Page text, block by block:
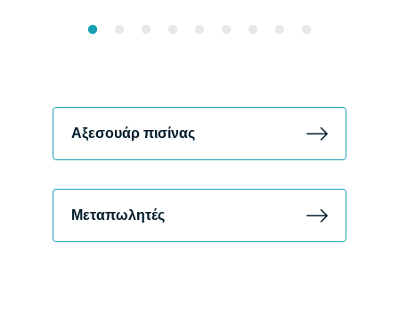
Αξεσουάρ πισίνας
Μεταπωλητές